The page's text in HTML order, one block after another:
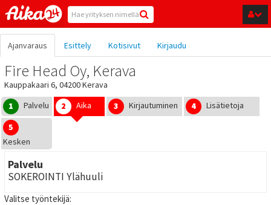
Hyppää pääsisältöön
Ajanvaraus Esittely Kotisivut Kirjaudu
Fire Head Oy, Kerava
Kauppakaari 6, 04200 Kerava
1
Palvelu 2 Aika 3 Kirjautuminen 4
Lisätietoja
5
Kesken
Palvelu
SOKEROINTI Ylähuuli
Valitse työntekijä: